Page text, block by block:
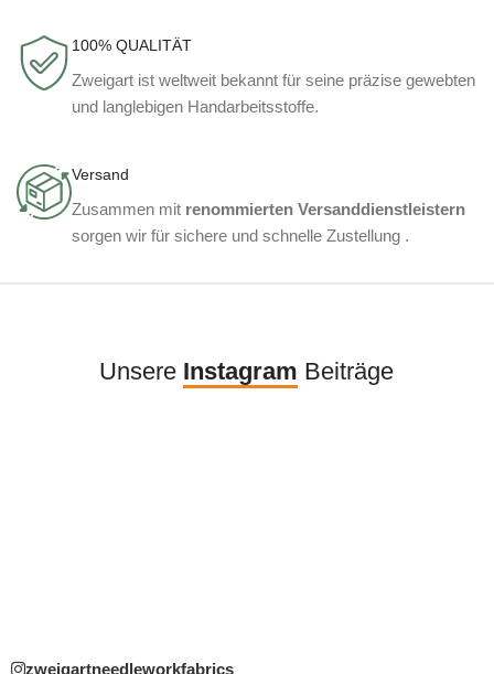
100% QUALITÄT
Zweigart ist weltweit bekannt für seine präzise gewebten
und langlebigen Handarbeitsstoffe.
Versand
Zusammen mit renommierten Versanddienstleistern
sorgen wir für sichere und schnelle Zustellung .
Unsere Instagram Beiträge
zweigartneedleworkfabrics